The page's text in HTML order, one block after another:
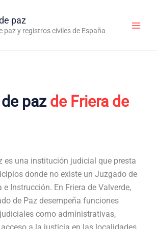
paz
paz y registros civiles de España
paz de Friera de
es una institución judicial que presta
donde no existe un Juzgado de
Instrucción. En Friera de Valverde,
de Paz desempeña funciones
como administrativas,